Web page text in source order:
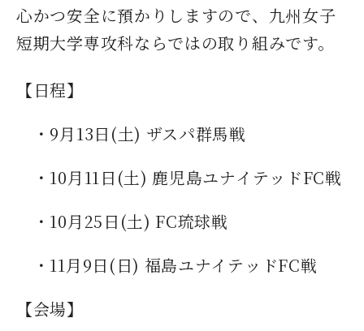
心かつ安全に預かりしますので、九州女子
短期大学専攻科ならではの取り組みです。
【日程】
・9月13日(土) ザスパ群馬戦
・10月11日(土) 鹿児島ユナイテッドFC戦
・10月25日(土) FC琉球戦
・11月9日(日) 福島ユナイテッドFC戦
【会場】